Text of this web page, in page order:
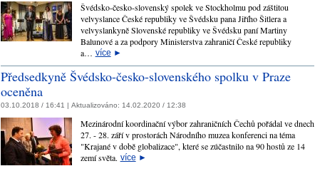
Švédsko-česko-slovenský spolek ve Stockholmu pod záštitou
velvyslance České republiky ve Švédsku pana Jiřího Šitlera a
velvyslankyně Slovenské republiky ve Švédsku paní Martiny
Balunové a za podpory Ministerstva zahraničí České republiky
a… více ►
Předsedkyně Švédsko-česko-slovenského spolku v Praze
oceněna
03.10.2018 / 16:41 | Aktualizováno: 14.02.2020 / 12:38
Mezinárodní koordinační výbor zahraničních Čechů pořádal ve dnech
27. - 28. září v prostorách Národního muzea konferenci na téma
"Krajané v době globalizace", které se zúčastnilo na 90 hostů ze 14
zemí světa. více ►